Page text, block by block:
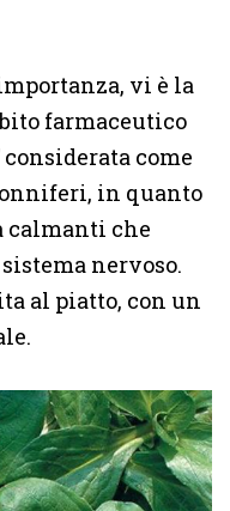
vi è la
farmaceutico
come
in quanto
calmanti che
sistema nervoso.
al piatto, con un